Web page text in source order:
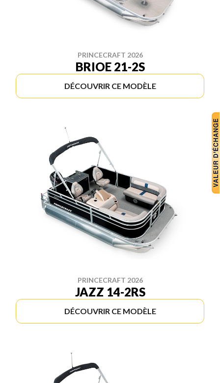
PRINCECRAFT 2026
BRIOE 21-2S
DÉCOUVRIR CE MODÈLE
PRINCECRAFT 2026
JAZZ 14-2RS
DÉCOUVRIR CE MODÈLE